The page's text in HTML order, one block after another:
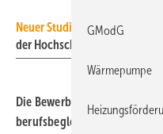
Neuer Studien­gang: Haus-,
der Hochschule Düsseldorf
Die Bewerbungsphase für
berufsbegleitenden
GModG
Wärmepumpe